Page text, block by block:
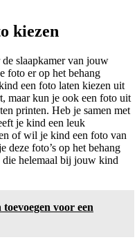
kiezen
slaapkamer van jouw
foto er op het behang
een foto laten kiezen uit
maar kun je ook een foto uit
printen. Heb je samen met
je kind een leuk
of wil je kind een foto van
deze foto’s op het behang
die helemaal bij jouw kind
voor een